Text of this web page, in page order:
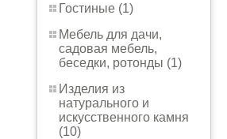
Гостиные (1)
Мебель для дачи,
садовая мебель,
беседки, ротонды (1)
Изделия из
натурального и
искусственного камня
(10)